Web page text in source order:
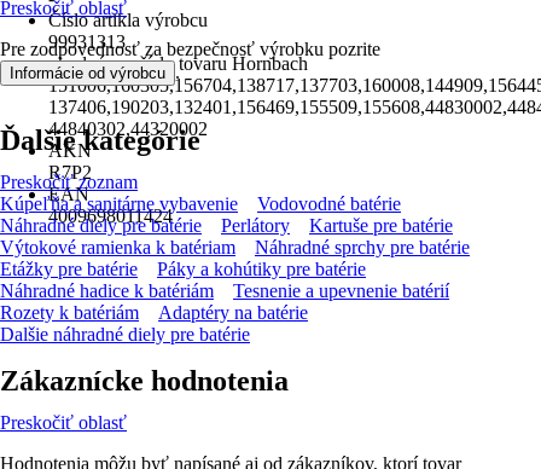
Číslo artikla výrobcu
99931313
vhodné pre číslo tovaru Hornbach
44840302,44320002
AKN
R7P2
EAN
4009698011424
Preskočiť oblasť
Pre zodpovednosť za bezpečnosť výrobku pozrite
Informácie od výrobcu .
Ďalšie kategórie
Preskočiť zoznam
Kúpeľňa a sanitárne vybavenie
Vodovodné batérie
Náhradné diely pre batérie
Perlátory
Kartuše pre batérie
Výtokové ramienka k batériam
Náhradné sprchy pre batérie
Etážky pre batérie
Páky a kohútiky pre batérie
Náhradné hadice k batériám
Tesnenie a upevnenie batérií
Rozety k batériám
Adaptéry na batérie
Dalšie náhradné diely pre batérie
Zákaznícke hodnotenia
Preskočiť oblasť
Hodnotenia môžu byť napísané aj od zákazníkov, ktorí tovar